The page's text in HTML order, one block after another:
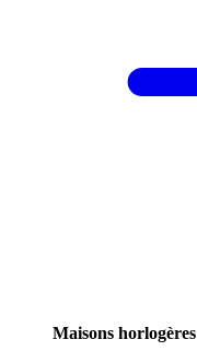
Maisons horlogères